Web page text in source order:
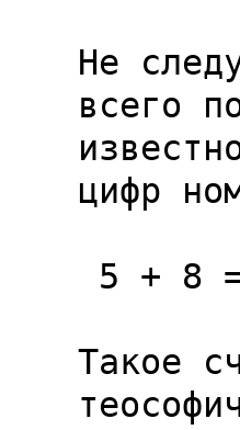
Не
всего
цифр
Такое